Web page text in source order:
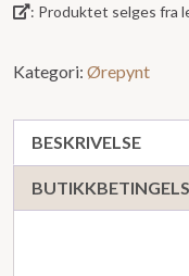
: Produktet selges fra
Kategori: Ørepynt
BESKRIVELSE